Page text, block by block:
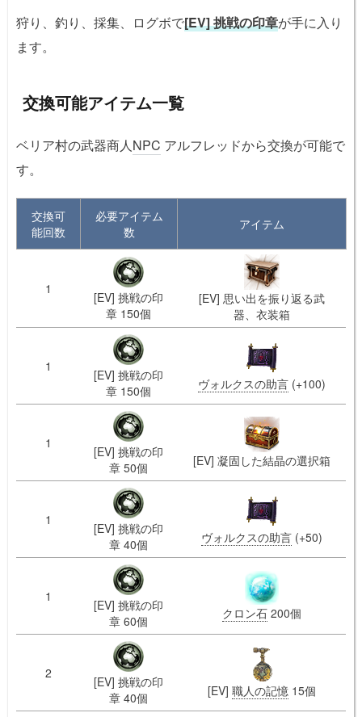
狩り、釣り、採集、ログボで[EV] 挑戦の印章が手に入り
ます。
交換可能アイテム一覧
ベリア村の武器商人NPC アルフレッドから交換が可能で
す。
交換可
能回数
必要アイテム
数
アイテム
1
[EV] 挑戦の印
章 150個
[EV] 思い出を振り返る武
器、衣装箱
1
[EV] 挑戦の印
章 150個
ヴォルクスの助言(+100)
1
[EV] 挑戦の印
章 50個
[EV] 凝固した結晶の選択箱
1
[EV] 挑戦の印
章 40個
ヴォルクスの助言(+50)
1
[EV] 挑戦の印
章 60個
クロン石200個
2
[EV] 挑戦の印
章 40個
[EV] 職人の記憶15個